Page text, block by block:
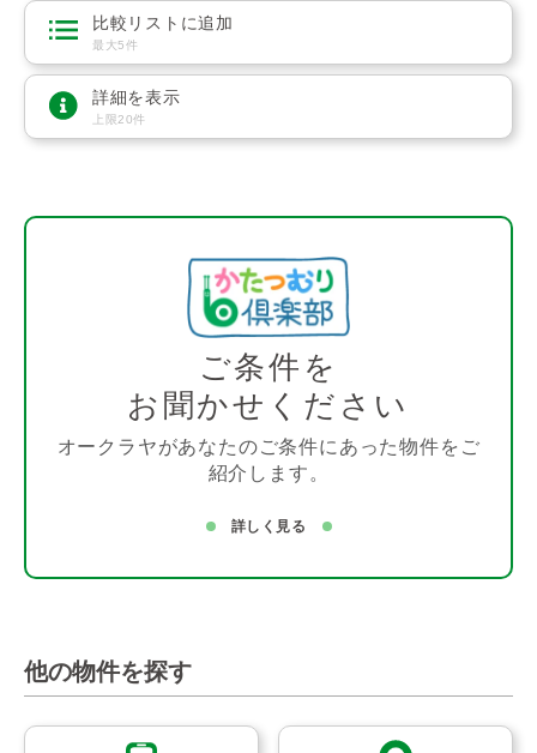
比較リストに追加
最大5件
詳細を表示
上限20件
ご条件を
お聞かせください
オークラヤがあなたのご条件にあった物件をご
紹介します。
詳しく見る
他の物件を探す